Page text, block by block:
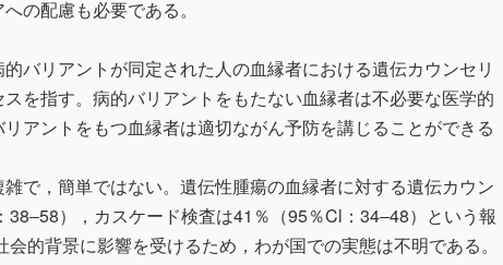
の配慮も必要である。
バリアントが同定された人の血縁者における遺伝カウンセリ
を指す。病的バリアントをもたない血縁者は不必要な医学的
アントをもつ血縁者は適切ながん予防を講じることができる
で，簡単ではない。遺伝性腫瘍の血縁者に対する遺伝カウン
），カスケード検査は41％（95％Cl：34‒48）という報
的背景に影響を受けるため，わが国での実態は不明である。